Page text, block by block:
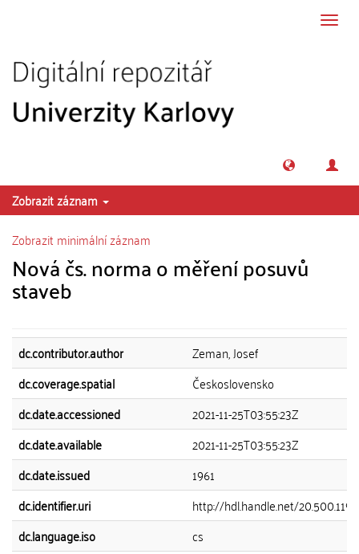
Zobrazit záznam
Zobrazit minimální záznam
Nová čs. norma o měření posuvů
staveb
dc.contributor.author
Zeman, Josef
dc.coverage.spatial
Československo
dc.date.accessioned
2021-11-25T03:55:23Z
dc.date.available
2021-11-25T03:55:23Z
dc.date.issued
1961
dc.identifier.uri
http://hdl.handle.net/
dc.language.iso
cs